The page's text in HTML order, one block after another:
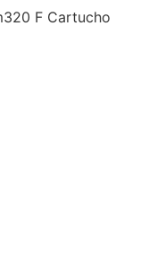
F Cartucho